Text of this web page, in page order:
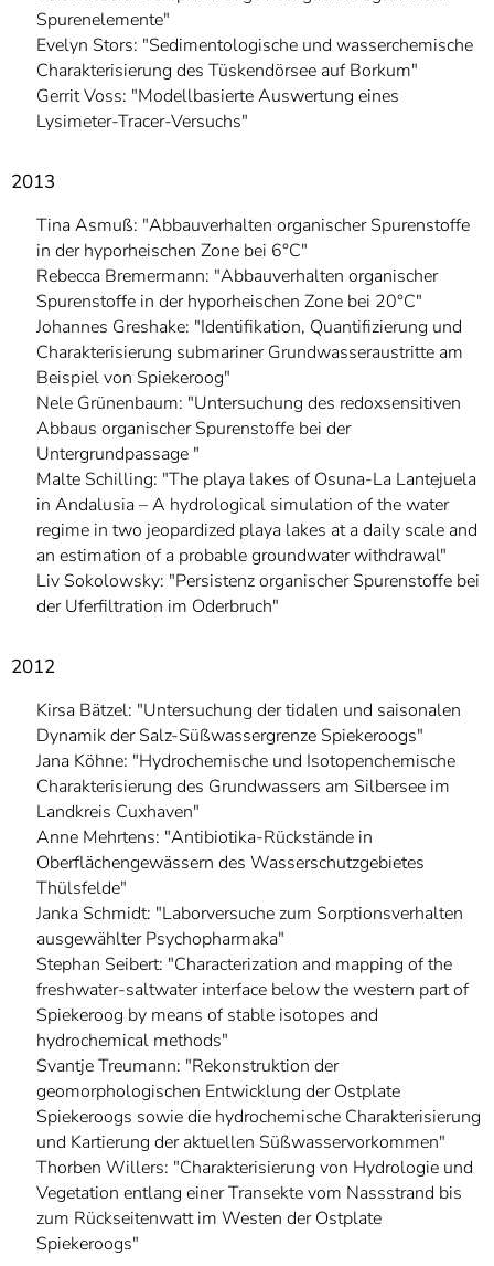
Spurenelemente"
Evelyn Stors: "Sedimentologische und wasserchemische
Charakterisierung des Tüskendörsee auf Borkum"
Gerrit Voss: "Modellbasierte Auswertung eines
Lysimeter-Tracer-Versuchs"
2013
Tina Asmuß: "Abbauverhalten organischer Spurenstoffe
in der hyporheischen Zone bei 6°C"
Rebecca Bremermann: "Abbauverhalten organischer
Spurenstoffe in der hyporheischen Zone bei 20°C"
Johannes Greshake: "Identifikation, Quantifizierung und
Charakterisierung submariner Grundwasseraustritte am
Beispiel von Spiekeroog"
Nele Grünenbaum: "Untersuchung des redoxsensitiven
Abbaus organischer Spurenstoffe bei der
Untergrundpassage "
Malte Schilling: "The playa lakes of Osuna-La Lantejuela
in Andalusia – A hydrological simulation of the water
regime in two jeopardized playa lakes at a daily scale and
an estimation of a probable groundwater withdrawal"
Liv Sokolowsky: "Persistenz organischer Spurenstoffe bei
der Uferfiltration im Oderbruch"
2012
Kirsa Bätzel: "Untersuchung der tidalen und saisonalen
Dynamik der Salz-Süßwassergrenze Spiekeroogs"
Jana Köhne: "Hydrochemische und Isotopenchemische
Charakterisierung des Grundwassers am Silbersee im
Landkreis Cuxhaven"
Anne Mehrtens: "Antibiotika-Rückstände in
Oberflächengewässern des Wasserschutzgebietes
Thülsfelde"
Janka Schmidt: "Laborversuche zum Sorptionsverhalten
ausgewählter Psychopharmaka"
Stephan Seibert: "Characterization and mapping of the
freshwater-saltwater interface below the western part of
Spiekeroog by means of stable isotopes and
hydrochemical methods"
Svantje Treumann: "Rekonstruktion der
geomorphologischen Entwicklung der Ostplate
Spiekeroogs sowie die hydrochemische Charakterisierung
und Kartierung der aktuellen Süßwasservorkommen"
Thorben Willers: "Charakterisierung von Hydrologie und
Vegetation entlang einer Transekte vom Nassstrand bis
zum Rückseitenwatt im Westen der Ostplate
Spiekeroogs"